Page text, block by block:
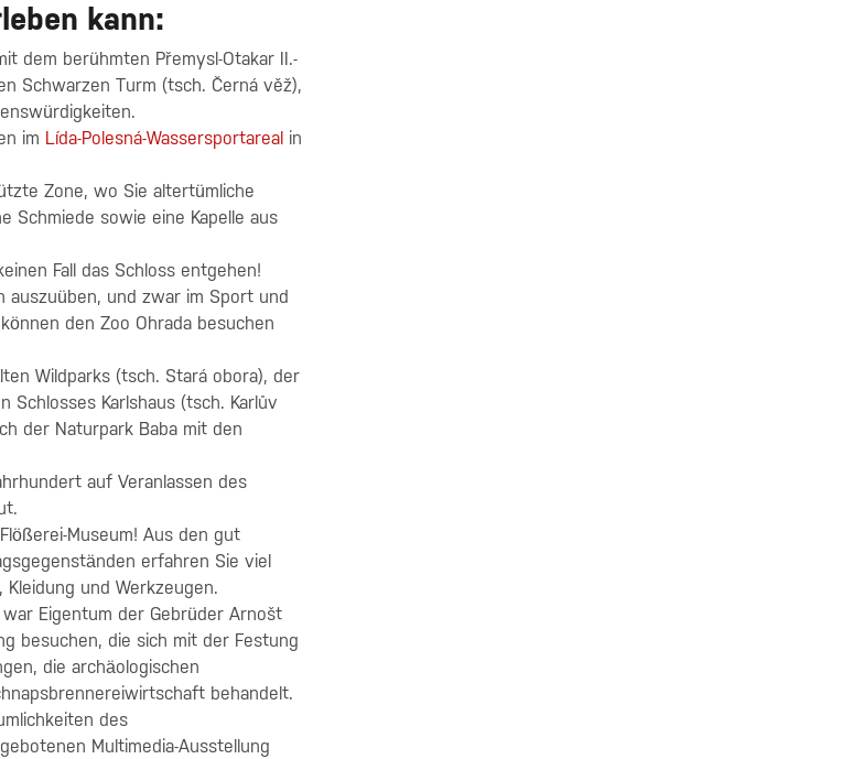
kann:
dem berühmten Přemysl-Otakar II.-
Schwarzen Turm (tsch. Černá věž),
im Lída-Polesná-Wassersportareal in
Zone, wo Sie altertümliche
Schmiede sowie eine Kapelle aus
Fall das Schloss entgehen!
auszuüben, und zwar im Sport und
den Zoo Ohrada besuchen
Wildparks (tsch. Stará obora), der
Schlosses Karlshaus (tsch. Karlův
der Naturpark Baba mit den
auf Veranlassen des
Museum! Aus den gut
erfahren Sie viel
und Werkzeugen.
Eigentum der Gebrüder Arnošt
besuchen, die sich mit der Festung
die archäologischen
behandelt.
des
Multimedia-Ausstellung